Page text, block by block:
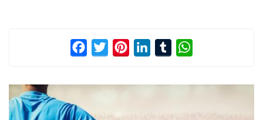
FacebookTwitterPinterestLinkedInTumblr